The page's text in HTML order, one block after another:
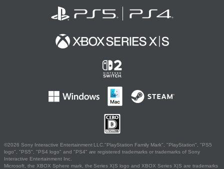
©2026 Sony Interactive Entertainment LLC."PlayStation Family Mark", "PlayStation", "PS5
logo", "PS5", "PS4 logo" and "PS4" are registered trademarks or trademarks of Sony
Interactive Entertainment Inc.
Microsoft, the XBOX Sphere mark, the Series X|S logo and XBOX Series X|S are trademarks